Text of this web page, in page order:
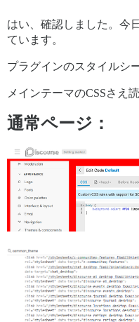
はい、確認しました。今
ています。
プラグインのスタイルシ
メインテーマのCSSさえ
通常ページ：